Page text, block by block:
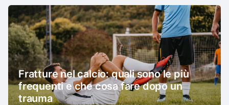
Fratture nel calcio: quali sono le più
frequenti e che cosa fare dopo un
trauma